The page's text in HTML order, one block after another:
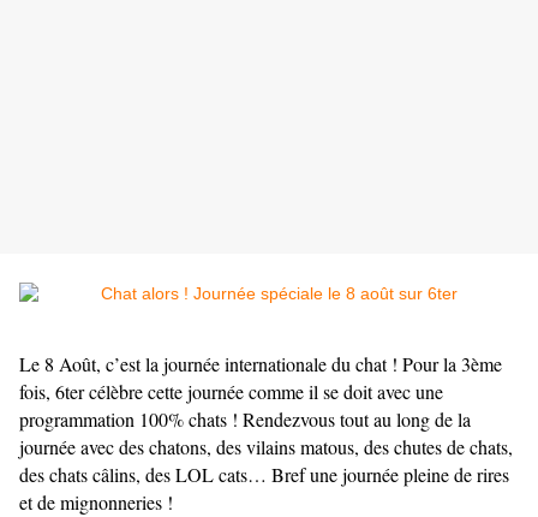
Le 8 Août, c’est la journée internationale du chat ! Pour la 3ème
fois, 6ter célèbre cette journée comme il se doit avec une
programmation 100% chats ! Rendezvous tout au long de la
journée avec des chatons, des vilains matous, des chutes de chats,
des chats câlins, des LOL cats… Bref une journée pleine de rires
et de mignonneries !